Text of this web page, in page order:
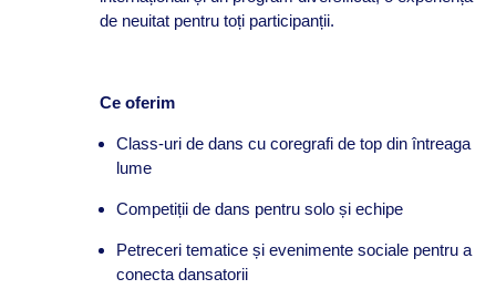
de neuitat pentru toți participanții.
Ce oferim
Class-uri de dans cu coregrafi de top din întreaga
lume
Competiții de dans pentru solo și echipe
Petreceri tematice și evenimente sociale pentru a
conecta dansatorii